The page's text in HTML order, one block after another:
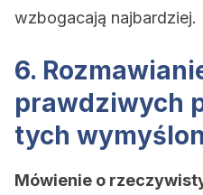
wzbogacają najbardziej.
6.
prawdziwych
tych
Mówienie o